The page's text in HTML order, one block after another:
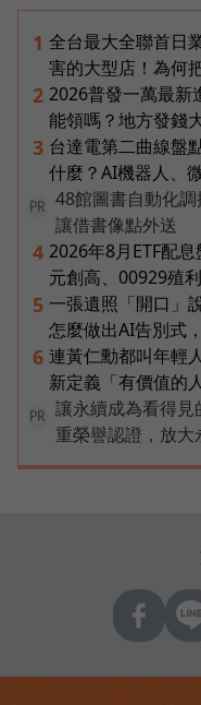
1 全台最大全聯首日
害的大型店！為何
2 2026普發一萬最新
能領嗎？地方發錢
3 台達電第二曲線盤
什麼？AI機器人、
PR
48館圖書自動化調
讓借書像點外送
4 2026年8月ETF配
元創高、00929殖
5 一張遺照「開口」
怎麼做出AI告別式
6 連黃仁勳都叫年輕
新定義「有價值的
PR
讓永續成為看得見
重榮譽認證，放大